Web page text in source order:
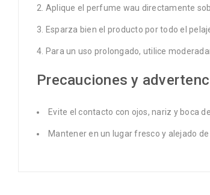
Aplique el perfume wau directamente
Esparza bien el producto por todo el
Para un uso prolongado, utilice
Precauciones y
Evite el contacto con ojos, nariz y boca
Mantener en un lugar fresco y alejado